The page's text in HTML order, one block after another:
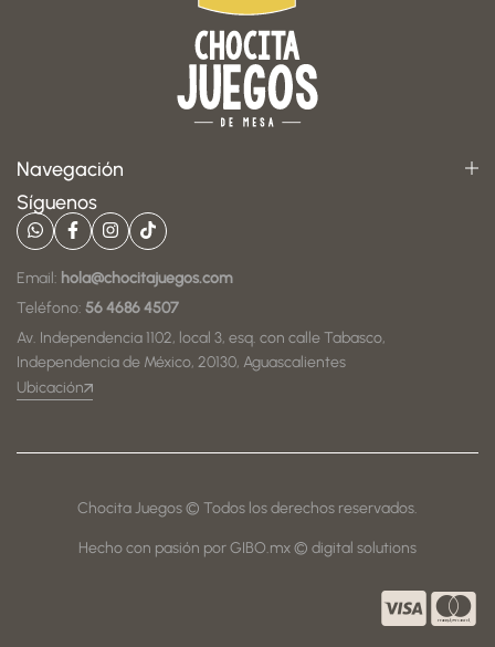
Navegación
Síguenos
Email: hola@chocitajuegos.com
Teléfono: 56 4686 4507
Av. Independencia 1102, local 3, esq. con calle Tabasco,
Independencia de México, 20130, Aguascalientes
Ubicación
Chocita Juegos © Todos los derechos reservados.
Hecho con pasión por GIBO.mx © digital solutions